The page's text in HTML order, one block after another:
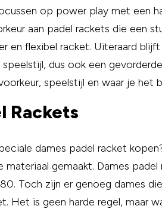
op power play met een
aan padel rackets die een
en flexibel racket. Uiteraard
dus ook een
speelstijl en waar je het
Rackets
dames padel racket
materiaal gemaakt. Dames
Toch zijn er genoeg dames
Het is geen harde regel, maar